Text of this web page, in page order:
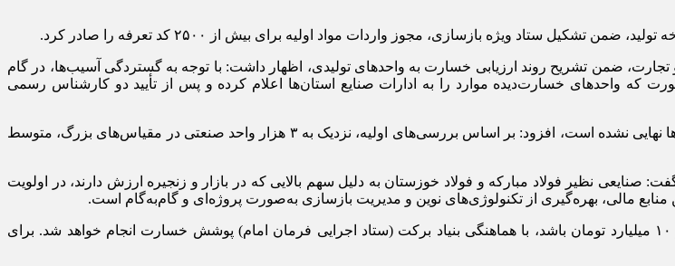
ضمن تشریح روند ارزیابی خسارت به واحد‌های تولیدی، اظهار داشت: با توجه به گستردگی آسیب‌ها، در گام
که واحد‌های خسارت‌دیده موارد را به ادارات صنایع استان‌ها اعلام کرده و پس از تأیید دو کارشناس رسمی
وی با بیان اینکه هنوز آمار نهایی خسارت به دلیل تکمیل نشدن فرآیند ارزیابی در برخی استان‌ها نهایی نشده است، افزود: بر اساس بررسی‌های اولیه، نزدیک به ۳ هزار واحد صنعتی در مقیاس‌های بزرگ، متوسط
نظیر فولاد مبارکه و فولاد خوزستان به دلیل سهم بالایی که در بازار و زنجیره ارزش دارند، در اولویت
منابع مالی، بهره‌گیری از تکنولوژی‌های نوین و مدیریت بازسازی به‌صورت پروژه‌ای و گام‌به‌گام است.
زارعی درباره نحوه حمایت از سایر واحد‌ها گفت: برای واحد‌های کوچک که خسارت آنها زیر ۱۰ میلیارد تومان باشد، با هماهنگی بنیاد برکت (ستاد اجرایی فرمان امام) پوشش خسارت انجام خواهد شد. برای